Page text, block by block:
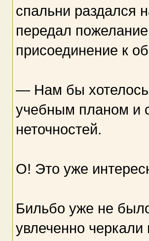
спальни раздался
передал
присоединение к
— Нам бы
учебным планом и
неточностей.
О! Это уже
Бильбо уже не
увлеченно